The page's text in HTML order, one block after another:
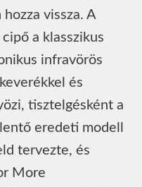
vissza. A
a klasszikus
infravörös
és
tisztelgésként a
eredeti modell
tervezte, és
More